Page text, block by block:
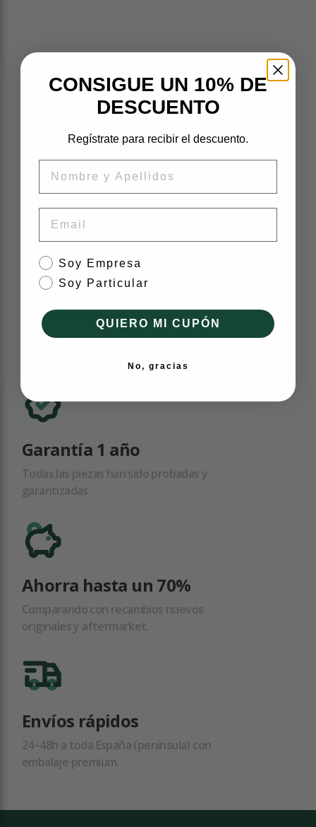
Piezas originales.
Precio inteligente.
Impacto verde.
Mecánicos expertos
Equipo de especialistas dispuestos a
Garantía 1 año
Todas las piezas han sido probadas y
garantizadas.
Ahorra hasta un 70%
Comparando con recambios nuevos
originales y aftermarket.
Envíos rápidos
24–48h a toda España (península) con
embalaje premium.
CONSIGUE UN 10% DE
DESCUENTO
Regístrate para recibir el descuento.
tipo de cliente
Soy Empresa
Soy Particular
QUIERO MI CUPÓN
No, gracias